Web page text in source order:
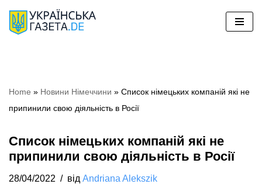
Перейти
Home » Новини Німеччини » Список німецьких компаній які не
припинили свою діяльність в Росії
Список німецьких компаній які не
припинили свою діяльність в Росії
28/04/2022 від Andriana Alekszik